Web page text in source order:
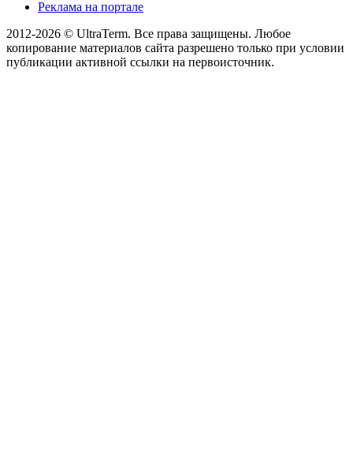
Реклама на портале
2012-2026 © UltraTerm. Все права защищены. Любое
копирование материалов сайта разрешено только при условии
публикации активной ссылки на первоисточник.